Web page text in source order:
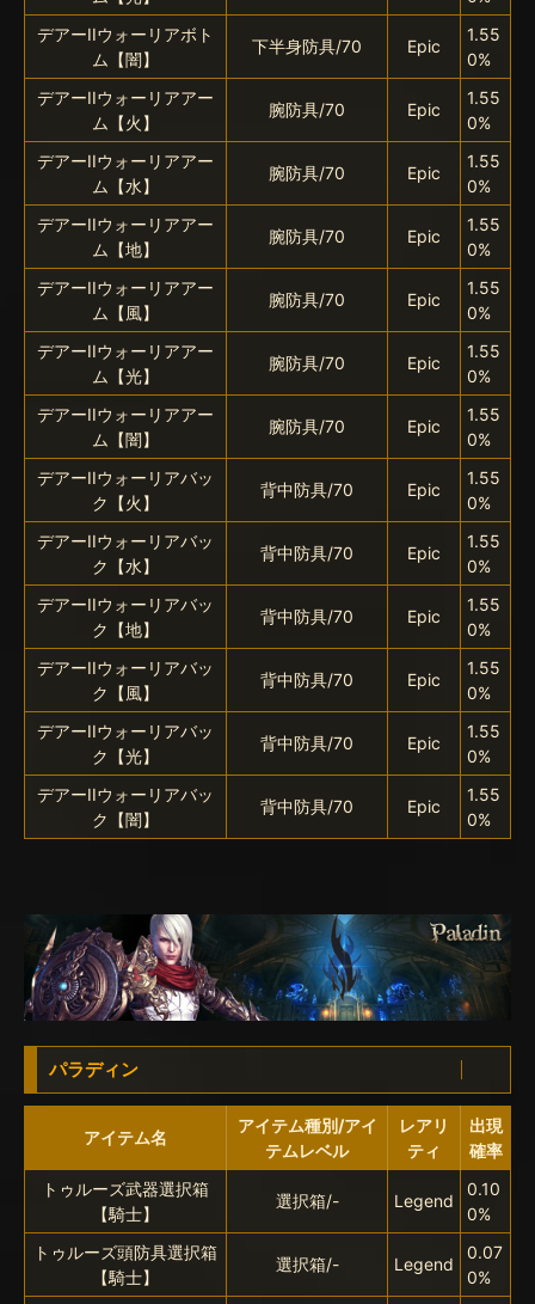
デアーIIウォーリアボト
ム【闇】
下半身防具/70 Epic
1.55
0%
デアーIIウォーリアアー
ム【火】
腕防具/70 Epic
1.55
0%
デアーIIウォーリアアー
ム【水】
腕防具/70 Epic
1.55
0%
デアーIIウォーリアアー
ム【地】
腕防具/70 Epic
1.55
0%
デアーIIウォーリアアー
ム【風】
腕防具/70 Epic
1.55
0%
デアーIIウォーリアアー
ム【光】
腕防具/70 Epic
1.55
0%
デアーIIウォーリアアー
ム【闇】
腕防具/70 Epic
1.55
0%
デアーIIウォーリアバッ
ク【火】
背中防具/70 Epic
1.55
0%
デアーIIウォーリアバッ
ク【水】
背中防具/70 Epic
1.55
0%
デアーIIウォーリアバッ
ク【地】
背中防具/70 Epic
1.55
0%
デアーIIウォーリアバッ
ク【風】
背中防具/70 Epic
1.55
0%
デアーIIウォーリアバッ
ク【光】
背中防具/70 Epic
1.55
0%
デアーIIウォーリアバッ
ク【闇】
背中防具/70 Epic
1.55
0%
パラディン
アイテム名
アイテム種別/アイ
テムレベル
レアリ
ティ
出現
確率
トゥルーズ武器選択箱
【騎士】
選択箱/- Legend
0.10
0%
トゥルーズ頭防具選択箱
【騎士】
選択箱/- Legend
0.07
0%